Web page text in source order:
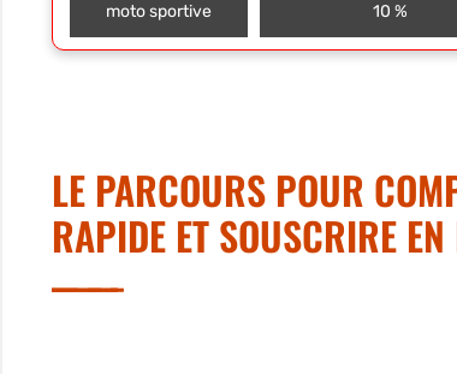
moto sportive 10 %
LE PARCOURS POUR
RAPIDE ET SOUSCRIRE